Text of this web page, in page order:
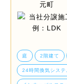
庭 2階建て
24時間換気システ